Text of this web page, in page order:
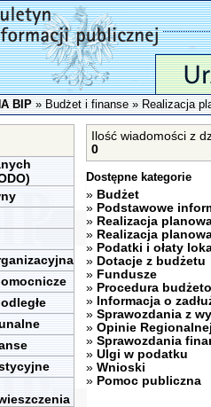
BIP»Budżet i finanse»Realizacja
Ilość wiadomości z
0
Dostępne kategorie
» Budżet
» Podstawowe
» Realizacja
» Realizacja
» Podatki i ołaty
» Dotacje z budżetu
» Fundusze
» Procedura
» Informacja o
» Sprawozdania z
» Opinie
» Sprawozdania
» Ulgi w podatku
» Wnioski
» Pomoc publiczna